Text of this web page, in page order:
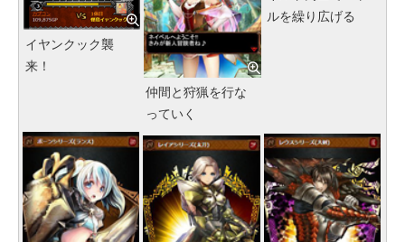
イヤンクック襲
来！
仲間と狩猟を行な
っていく
ルを繰り広げる